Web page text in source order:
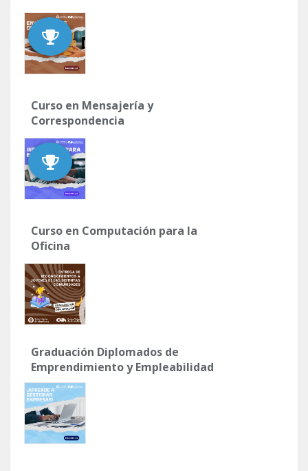
Curso en Mensajería y
Correspondencia
Curso en Computación para la
Oficina
Graduación Diplomados de
Emprendimiento y Empleabilidad